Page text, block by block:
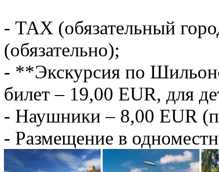
- ТАХ (обязательный
(обязательно);
- **Экскурсия по
билет – 19,00 EUR, для
- Наушники – 8,00 EUR
- Размещение в